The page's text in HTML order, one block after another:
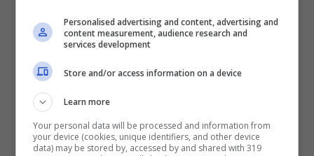
per passare ad un team privato sarebbe
un azzardo, oltre che un’umiliazione non
da poco per la casa dell’Ala Dorata.
Tuttavia, anche Marc
per la prima volta
ufficiale, anche se il potenziale della
Personalised advertising and content, advertising and
content measurement, audience research and
services development
Store and/or access information on a device
Learn more
Your personal data will be processed and information from
your device (cookies, unique identifiers, and other device
data) may be stored by, accessed by and shared with 319